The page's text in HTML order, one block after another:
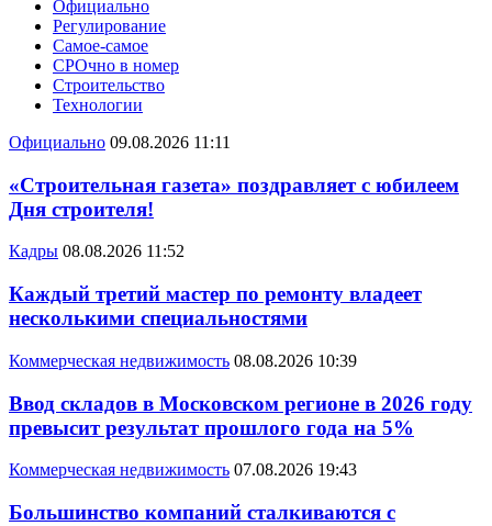
Официально
Регулирование
Самое-самое
СРОчно в номер
Строительство
Технологии
Официально 09.08.2026 11:11
«Строительная газета» поздравляет с юбилеем
Дня строителя!
Кадры 08.08.2026 11:52
Каждый третий мастер по ремонту владеет
несколькими специальностями
Коммерческая недвижимость 08.08.2026 10:39
Ввод складов в Московском регионе в 2026 году
превысит результат прошлого года на 5%
Коммерческая недвижимость 07.08.2026 19:43
Большинство компаний сталкиваются с